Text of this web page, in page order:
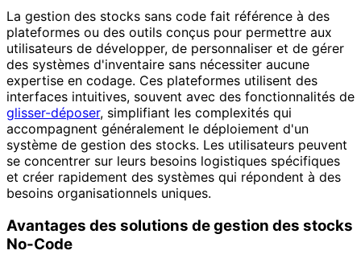
La gestion des stocks sans code fait référence à des
plateformes ou des outils conçus pour permettre aux
utilisateurs de développer, de personnaliser et de gérer
des systèmes d'inventaire sans nécessiter aucune
expertise en codage. Ces plateformes utilisent des
interfaces intuitives, souvent avec des fonctionnalités de
glisser-déposer, simplifiant les complexités qui
accompagnent généralement le déploiement d'un
système de gestion des stocks. Les utilisateurs peuvent
se concentrer sur leurs besoins logistiques spécifiques
et créer rapidement des systèmes qui répondent à des
besoins organisationnels uniques.
Avantages des solutions de gestion des stocks
No-Code